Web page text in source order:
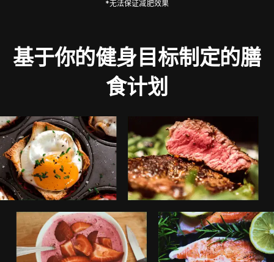
*无法保证减肥效果
基于你的健身目标制定的膳
食计划